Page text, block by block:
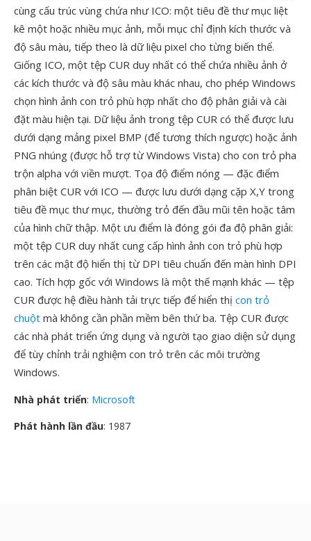
cùng cấu trúc vùng chứa như ICO: một tiêu đề thư mục liệt
kê một hoặc nhiều mục ảnh, mỗi mục chỉ định kích thước và
độ sâu màu, tiếp theo là dữ liệu pixel cho từng biến thể.
Giống ICO, một tệp CUR duy nhất có thể chứa nhiều ảnh ở
các kích thước và độ sâu màu khác nhau, cho phép Windows
chọn hình ảnh con trỏ phù hợp nhất cho độ phân giải và cài
đặt màu hiện tại. Dữ liệu ảnh trong tệp CUR có thể được lưu
dưới dạng mảng pixel BMP (để tương thích ngược) hoặc ảnh
PNG nhúng (được hỗ trợ từ Windows Vista) cho con trỏ pha
trộn alpha với viền mượt. Tọa độ điểm nóng — đặc điểm
phân biệt CUR với ICO — được lưu dưới dạng cặp X,Y trong
tiêu đề mục thư mục, thường trỏ đến đầu mũi tên hoặc tâm
của hình chữ thập. Một ưu điểm là đóng gói đa độ phân giải:
một tệp CUR duy nhất cung cấp hình ảnh con trỏ phù hợp
trên các mật độ hiển thị từ DPI tiêu chuẩn đến màn hình DPI
cao. Tích hợp gốc với Windows là một thế mạnh khác — tệp
CUR được hệ điều hành tải trực tiếp để hiển thị con trỏ
chuột mà không cần phần mềm bên thứ ba. Tệp CUR được
các nhà phát triển ứng dụng và người tạo giao diện sử dụng
để tùy chỉnh trải nghiệm con trỏ trên các môi trường
Windows.
Nhà phát triển: Microsoft
Phát hành lần đầu: 1987